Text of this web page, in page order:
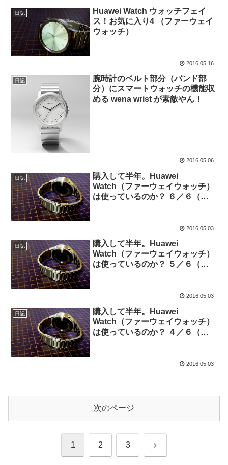
日記
Huawei Watch ウォッチフェイ
ス！お気に入り4 （ファーウェイ
ウォッチ）
2016.05.16
日記
腕時計のベルト部分（バンド部
分）にスマートウォッチの機能収
める wena wrist が素敵やん！
2016.05.06
日記
購入して半年。Huawei
Watch（ファーウェイウォッチ）
は使っているのか？ ６／６（外
2016.05.03
日記
購入して半年。Huawei
Watch（ファーウェイウォッチ）
は使っているのか？ ５／６（時
2016.05.03
日記
購入して半年。Huawei
Watch（ファーウェイウォッチ）
は使っているのか？ ４／６（フ
2016.05.03
次のページ
1 2 3 次